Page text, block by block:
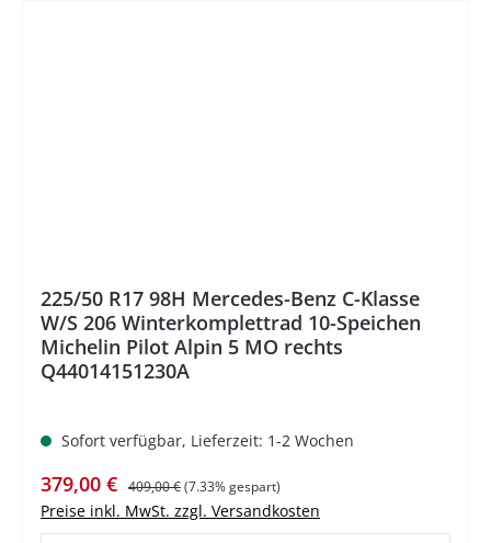
225/50 R17 98H Mercedes-Benz C-Klasse
W/S 206 Winterkomplettrad 10-Speichen
Michelin Pilot Alpin 5 MO rechts
Q44014151230A
Sofort verfügbar, Lieferzeit: 1-2 Wochen
Verkaufspreis:
379,00 € Regulärer Preis:
409,00 €(7.33% gespart)
Preise inkl. MwSt. zzgl. Versandkosten